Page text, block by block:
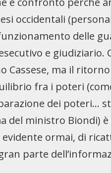
occidentali
delle
e
Cassese, ma il
fra i poteri
dei poteri…
del ministro Biondi)
ormai, di
parte